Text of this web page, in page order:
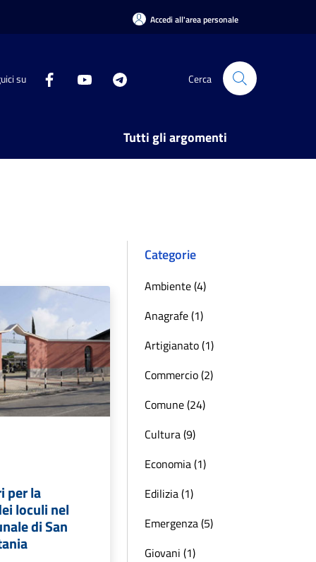
Accedi all'area personale
su Cerca
Tutti gli argomenti
per la
loculi nel
di San
Categorie
Ambiente (4)
Anagrafe (1)
Artigianato (1)
Commercio (2)
Comune (24)
Cultura (9)
Economia (1)
Edilizia (1)
Emergenza (5)
Giovani (1)